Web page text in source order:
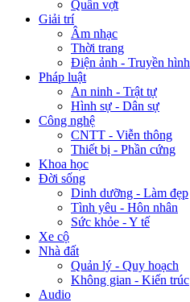
Quần vợt
Giải trí
Âm nhạc
Thời trang
Điện ảnh - Truyền hình
Pháp luật
An ninh - Trật tự
Hình sự - Dân sự
Công nghệ
CNTT - Viễn thông
Thiết bị - Phần cứng
Khoa học
Đời sống
Dinh dưỡng - Làm đẹp
Tình yêu - Hôn nhân
Sức khỏe - Y tế
Xe cộ
Nhà đất
Quản lý - Quy hoạch
Không gian - Kiến trúc
Audio